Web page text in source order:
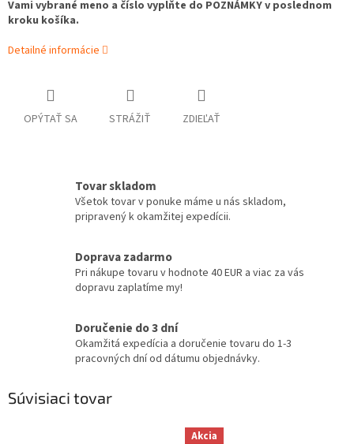
Vami vybrané meno a číslo vyplňte do POZNÁMKY v poslednom
kroku košíka.
Detailné informácie
OPÝTAŤ SA STRÁŽIŤ ZDIEĽAŤ
Tovar skladom
Všetok tovar v ponuke máme u nás skladom,
pripravený k okamžitej expedícii.
Doprava zadarmo
Pri nákupe tovaru v hodnote 40 EUR a viac za vás
dopravu zaplatíme my!
Doručenie do 3 dní
Okamžitá expedícia a doručenie tovaru do 1-3
pracovných dní od dátumu objednávky.
Súvisiaci tovar
Akcia